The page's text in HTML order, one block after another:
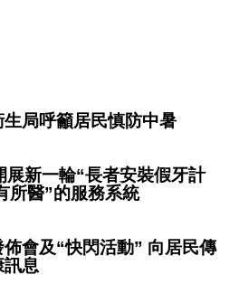
局呼籲居民慎防中暑
展新一輪“長者安裝假牙計
所醫”的服務系統
會及“快閃活動” 向居民傳
訊息